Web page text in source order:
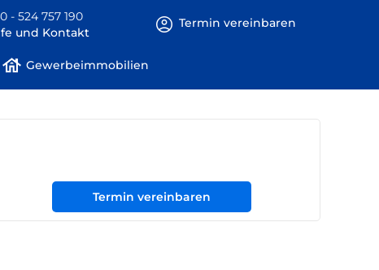
- 524 757 190
und Kontakt
Termin vereinbaren
Gewerbeimmobilien
Termin vereinbaren